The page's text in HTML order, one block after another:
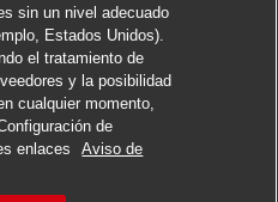
sin un nivel adecuado
Estados Unidos).
el tratamiento de
y la posibilidad
cualquier momento,
de
enlaces
Aviso de